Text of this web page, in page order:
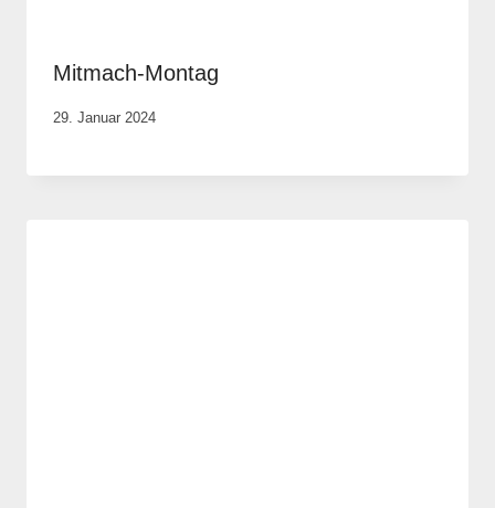
Mitmach-Montag
Von
Krause
29. Januar 2024